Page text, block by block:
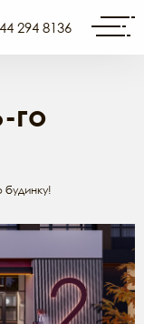
294 8136
го
будинку!